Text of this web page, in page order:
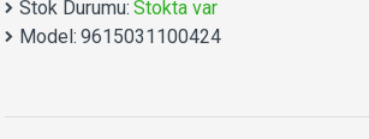
Stok Durumu: Stokta var
Model: 9615031100424